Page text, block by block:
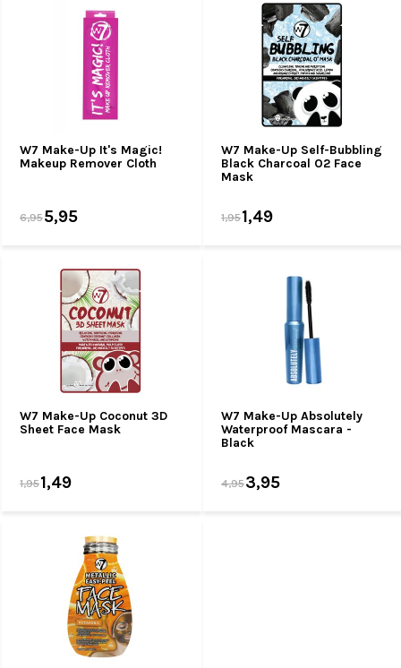
W7 Make-Up It's Magic!
Makeup Remover Cloth
6,955,95
W7 Make-Up Self-Bubbling
Black Charcoal O2 Face
Mask
1,951,49
W7 Make-Up Coconut 3D
Sheet Face Mask
1,951,49
W7 Make-Up Absolutely
Waterproof Mascara -
Black
4,953,95